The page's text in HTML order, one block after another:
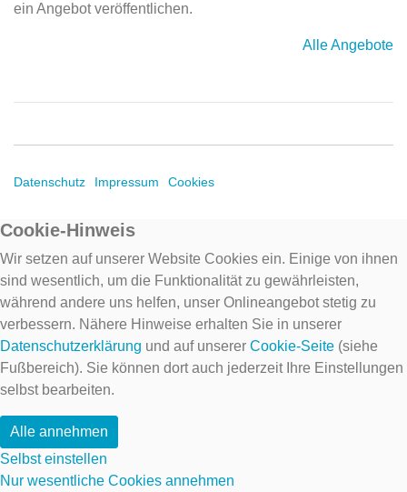
ein Angebot veröffentlichen.
Alle Angebote
Datenschutz Impressum Cookies
Cookie-Hinweis
Wir setzen auf unserer Website Cookies ein. Einige von ihnen
sind wesentlich, um die Funktionalität zu gewährleisten,
während andere uns helfen, unser Onlineangebot stetig zu
verbessern. Nähere Hinweise erhalten Sie in unserer
Datenschutzerklärung und auf unserer Cookie-Seite (siehe
Fußbereich). Sie können dort auch jederzeit Ihre Einstellungen
selbst bearbeiten.
Alle annehmen
Selbst einstellen
Nur wesentliche Cookies annehmen